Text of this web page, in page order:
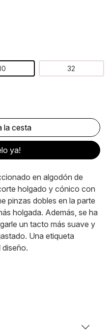
32
ya!
en algodón de
holgado y cónico con
pinzas dobles en la parte
holgada. Además, se ha
un tacto más suave y
Una etiqueta
diseño.